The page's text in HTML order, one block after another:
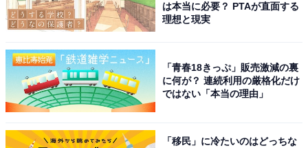
は本当に必要？ PTAが直面する
理想と現実
「青春18きっぷ」販売激減の裏
に何が？ 連続利用の厳格化だけ
ではない「本当の理由」
「移民」に冷たいのはどっちな